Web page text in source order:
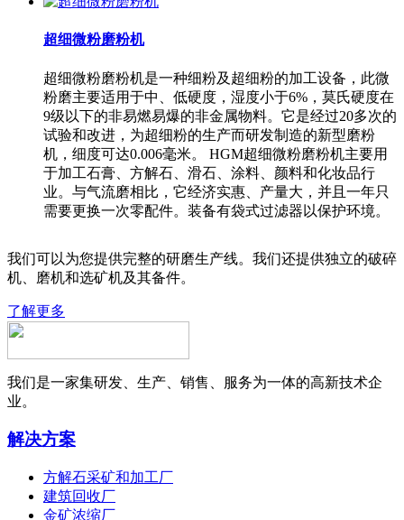
超细微粉磨粉机
超细微粉磨粉机是一种细粉及超细粉的加工设备，此微
粉磨主要适用于中、低硬度，湿度小于6%，莫氏硬度在
9级以下的非易燃易爆的非金属物料。它是经过20多次的
试验和改进，为超细粉的生产而研发制造的新型磨粉
机，细度可达0.006毫米。 HGM超细微粉磨粉机主要用
于加工石膏、方解石、滑石、涂料、颜料和化妆品行
业。与气流磨相比，它经济实惠、产量大，并且一年只
需要更换一次零配件。装备有袋式过滤器以保护环境。
我们可以为您提供完整的研磨生产线。我们还提供独立的破碎
机、磨机和选矿机及其备件。
了解更多
我们是一家集研发、生产、销售、服务为一体的高新技术企
业。
解决方案
方解石采矿和加工厂
建筑回收厂
金矿浓缩厂